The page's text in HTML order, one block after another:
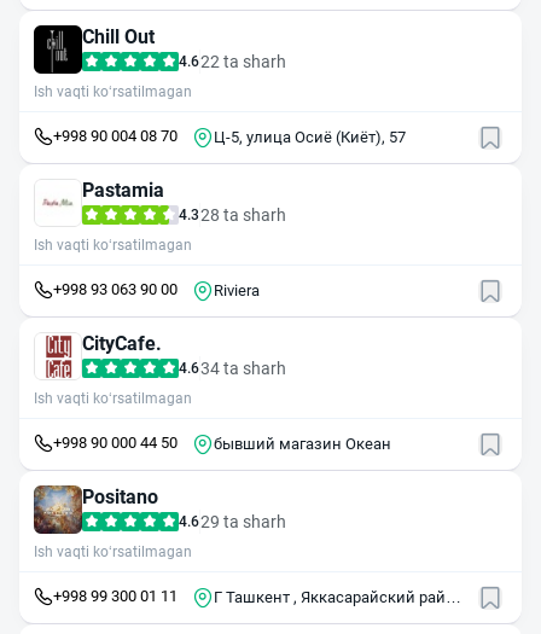
Chill Out
4.622 ta sharh
Ish vaqti ko‘rsatilmagan
+998 90 004 08 70 Ц-5, улица Осиё (Киёт), 57
Pastamia
4.328 ta sharh
Ish vaqti ko‘rsatilmagan
+998 93 063 90 00 Riviera
CityCafe.
4.634 ta sharh
Ish vaqti ko‘rsatilmagan
+998 90 000 44 50 бывший магазин Океан
Positano
4.629 ta sharh
Ish vaqti ko‘rsatilmagan
+998 99 300 01 11
Г Ташкент , Яккасарайский район